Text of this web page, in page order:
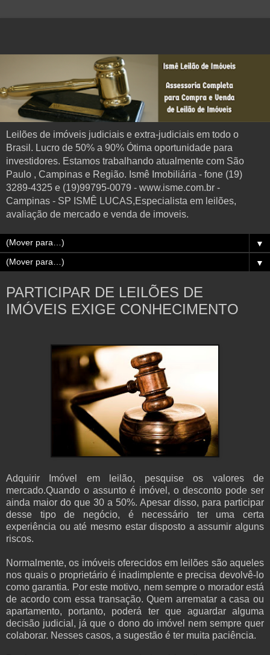
Leilões de imóveis judiciais e extra-judiciais em todo o
Brasil. Lucro de 50% a 90% Ótima oportunidade para
investidores. Estamos trabalhando atualmente com São
Paulo , Campinas e Região. Ismê Imobiliária - fone (19)
3289-4325 e (19)99795-0079 - www.isme.com.br -
Campinas - SP ISMÊ LUCAS,Especialista em leilões,
avaliação de mercado e venda de imoveis.
▼
▼
PARTICIPAR DE LEILÕES DE
IMÓVEIS EXIGE CONHECIMENTO
Adquirir Imóvel em leilão, pesquise os valores de
mercado.Quando o assunto é imóvel, o desconto pode ser
ainda maior do que 30 a 50%. Apesar disso, para participar
desse tipo de negócio, é necessário ter uma certa
experiência ou até mesmo estar disposto a assumir alguns
riscos.
Normalmente, os imóveis oferecidos em leilões são aqueles
nos quais o proprietário é inadimplente e precisa devolvê-lo
como garantia. Por este motivo, nem sempre o morador está
de acordo com essa transação. Quem arrematar a casa ou
apartamento, portanto, poderá ter que aguardar alguma
decisão judicial, já que o dono do imóvel nem sempre quer
colaborar. Nesses casos, a sugestão é ter muita paciência.